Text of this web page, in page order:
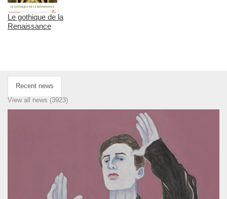
Le gothique de la
Renaissance
Recent news
View all news (3923)